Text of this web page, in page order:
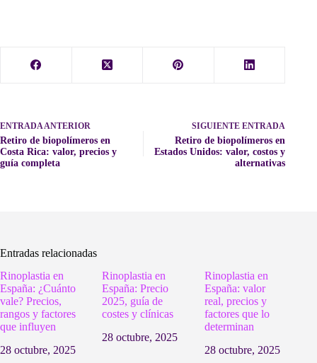
ENTRADA ANTERIOR
Retiro de biopolímeros en
Costa Rica: valor, precios y
guía completa
SIGUIENTEENTRADA
Retiro de biopolímeros en
Estados Unidos: valor, costos y
alternativas
Entradas relacionadas
Rinoplastia en
España: ¿Cuánto
vale? Precios,
rangos y factores
que influyen
28 octubre, 2025
Rinoplastia en
España: Precio
2025, guía de
costes y clínicas
28 octubre, 2025
Rinoplastia en
España: valor
real, precios y
factores que lo
determinan
28 octubre, 2025